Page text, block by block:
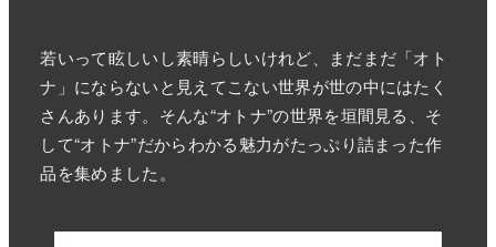
若いって眩しいし素晴らしいけれど、まだまだ「オト
ナ」にならないと見えてこない世界が世の中にはたく
さんあります。そんな“オトナ”の世界を垣間見る、そ
して“オトナ”だからわかる魅力がたっぷり詰まった作
品を集めました。